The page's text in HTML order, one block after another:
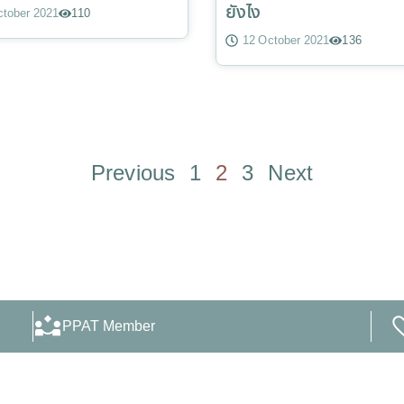
2021 110
ยังไง
12 October 2021 136
Previous 1 2 3 Next
PPAT Member